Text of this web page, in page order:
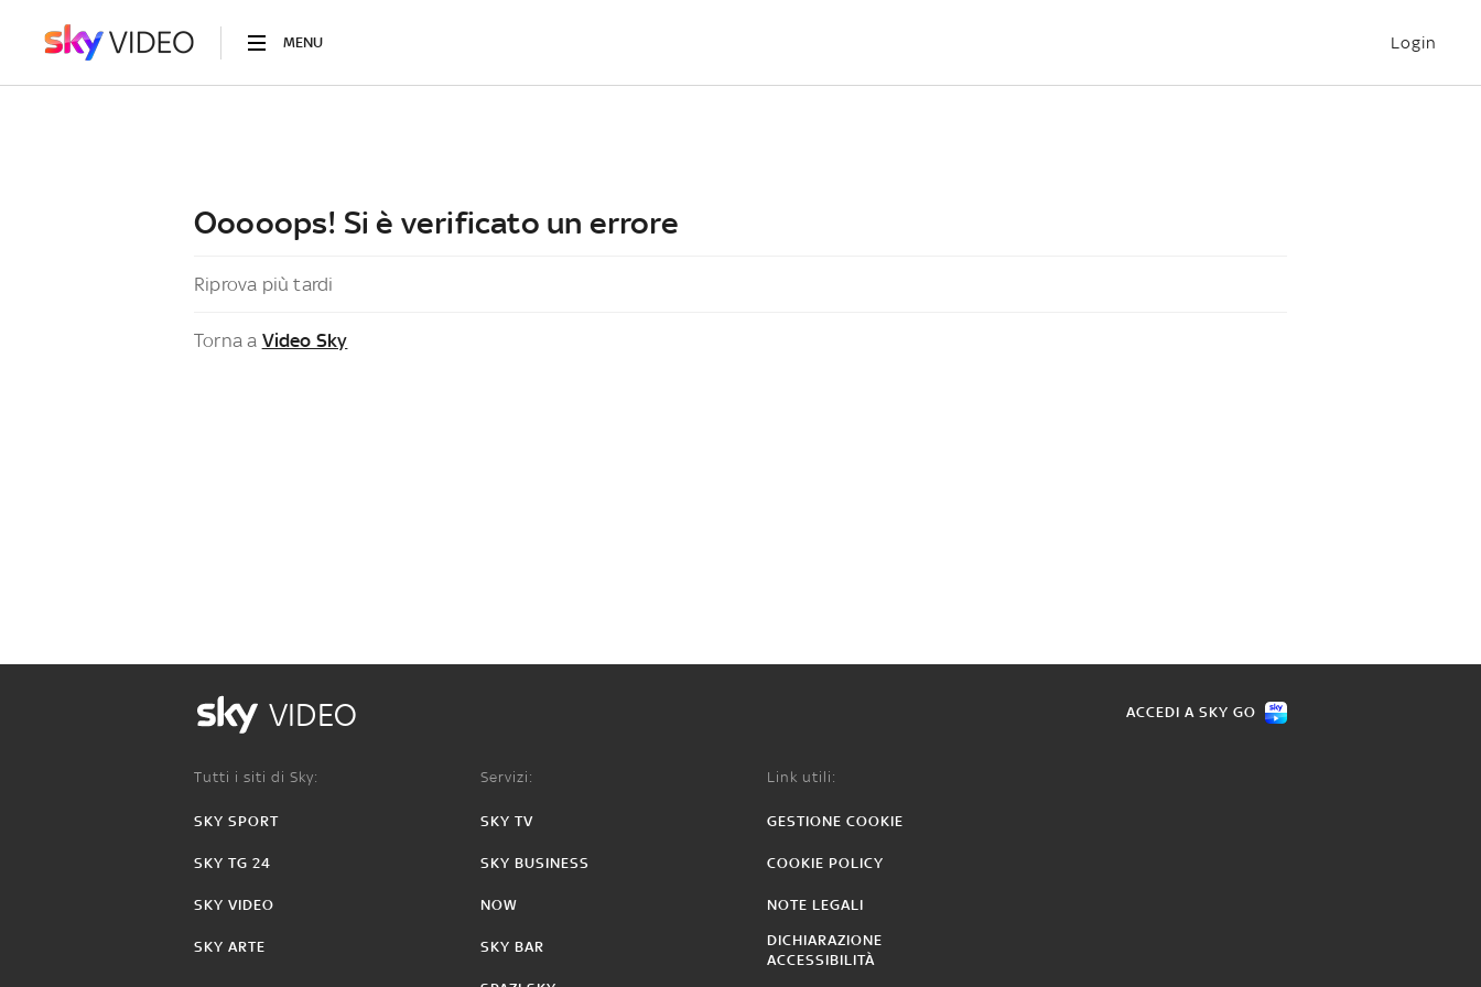
MENU Login
Ooooops! Si è verificato un errore
Riprova più tardi
Torna a Video Sky
VIDEO ACCEDI A SKY GO
Tutti i siti di Sky:
SKY SPORT
SKY TG 24
SKY VIDEO
SKY ARTE
Servizi:
SKY TV
SKY BUSINESS
NOW
SKY BAR
Link utili:
GESTIONE COOKIE
COOKIE POLICY
NOTE LEGALI
DICHIARAZIONE
ACCESSIBILITÀ